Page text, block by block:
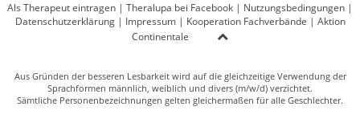
Als Therapeut eintragen | Theralupa bei Facebook | Nutzungsbedingungen |
Datenschutzerklärung| Impressum| Kooperation Fachverbände | Aktion
Continentale
Aus Gründen der besseren Lesbarkeit wird auf die gleichzeitige Verwendung der
Sprachformen männlich, weiblich und divers (m/w/d) verzichtet.
Sämtliche Personenbezeichnungen gelten gleichermaßen für alle Geschlechter.